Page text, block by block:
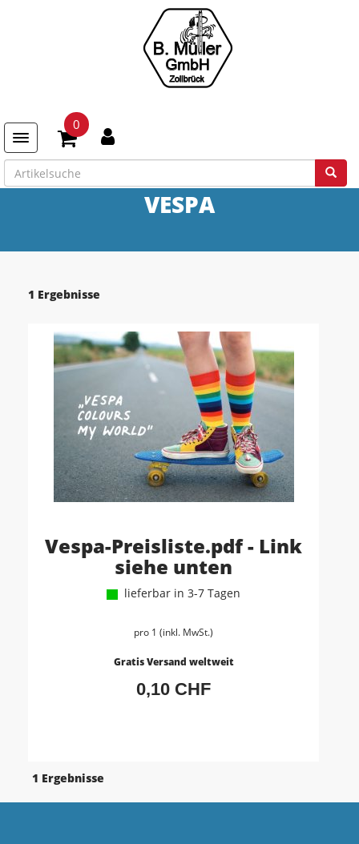
Toggle navigation
0
VESPA
1 Ergebnisse
Vespa-Preisliste.pdf - Link
siehe unten
lieferbar in 3-7 Tagen
pro 1 (inkl. MwSt.)
Gratis Versand weltweit
0,10 CHF
1 Ergebnisse